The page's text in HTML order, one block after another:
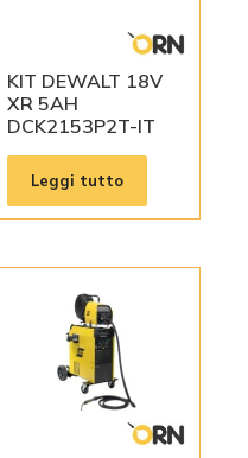
KIT DEWALT 18V
XR 5AH
DCK2153P2T-IT
Leggi tutto